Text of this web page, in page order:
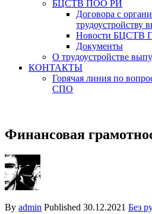
БЦСТВ ПОО РИ
Договора с
трудоустройству
Новости БЦСТВ
Документы
О трудоустройстве
КОНТАКТЫ
Горячая линия по
СПО
Финансовая
By admin Published 30.12.2021 Без